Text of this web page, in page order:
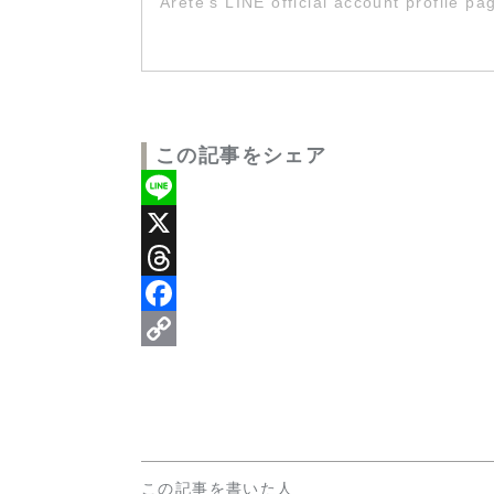
この記事をシェア
Line
X
Threads
Facebook
この記事を書いた人